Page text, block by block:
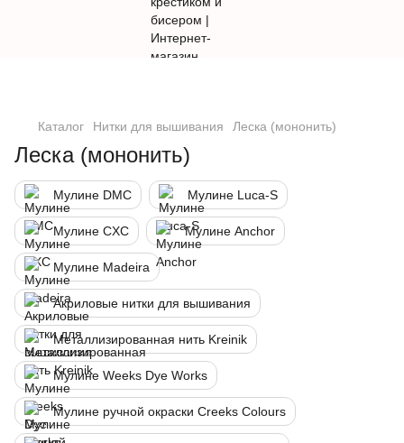
Каталог Нитки для вышивания Леска (мононить)
Леска (мононить)
Мулине DMC Мулине Luca-S
Мулине CXC Мулине Anchor
Мулине Madeira
Акриловые нитки для вышивания
Металлизированная нить Kreinik
Мулине Weeks Dye Works
Мулине ручной окраски Creeks Colours